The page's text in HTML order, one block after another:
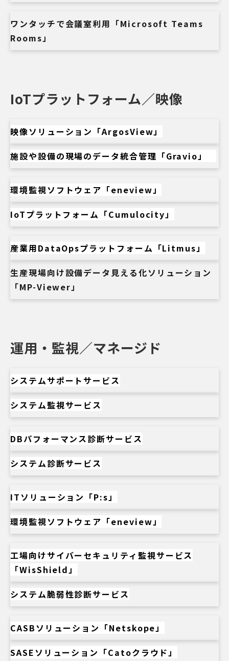
ワンタッチで会議室利用「Microsoft Teams
Rooms」
IoTプラットフォーム／映像
映像ソリューション「ArgosView」
施設や設備の現場のデータ統合管理「Gravio」
環境監視ソフトウェア「eneview」
IoTプラットフォーム「Cumulocity」
産業用DataOpsプラットフォーム「Litmus」
生産現場向け設備データ見える化ソリューション
「MP-Viewer」
運用・監視／マネージド
システムサポートサービス
システム監視サービス
DBパフォーマンス診断サービス
システム診断サービス
ITソリューション「P:s」
環境監視ソフトウェア「eneview」
工場向けサイバーセキュリティ監視サービス
「WisShield」
システム脆弱性診断サービス
CASBソリューション「Netskope」
SASEソリューション「Catoクラウド」